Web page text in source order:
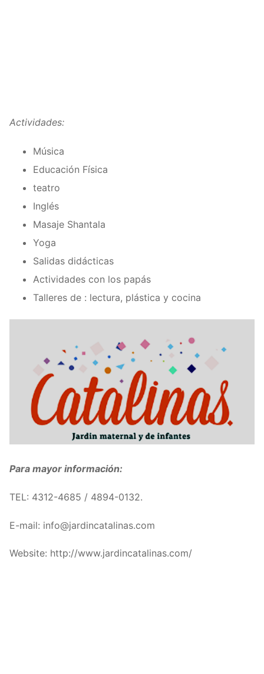
Actividades:
Música
Educación Física
teatro
Inglés
Masaje Shantala
Yoga
Salidas didácticas
Actividades con los papás
Talleres de : lectura, plástica y cocina
Para mayor información:
TEL: 4312-4685 / 4894-0132.
E-mail: info@jardincatalinas.com
Website: http://www.jardincatalinas.com/